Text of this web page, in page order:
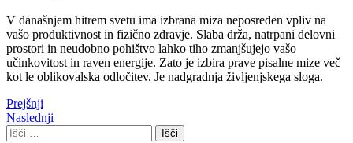
V današnjem hitrem svetu ima izbrana miza neposreden vpliv na
vašo produktivnost in fizično zdravje. Slaba drža, natrpani delovni
prostori in neudobno pohištvo lahko tiho zmanjšujejo vašo
učinkovitost in raven energije. Zato je izbira prave pisalne mize več
kot le oblikovalska odločitev. Je nadgradnja življenjskega sloga.
Prejšnji
Naslednji